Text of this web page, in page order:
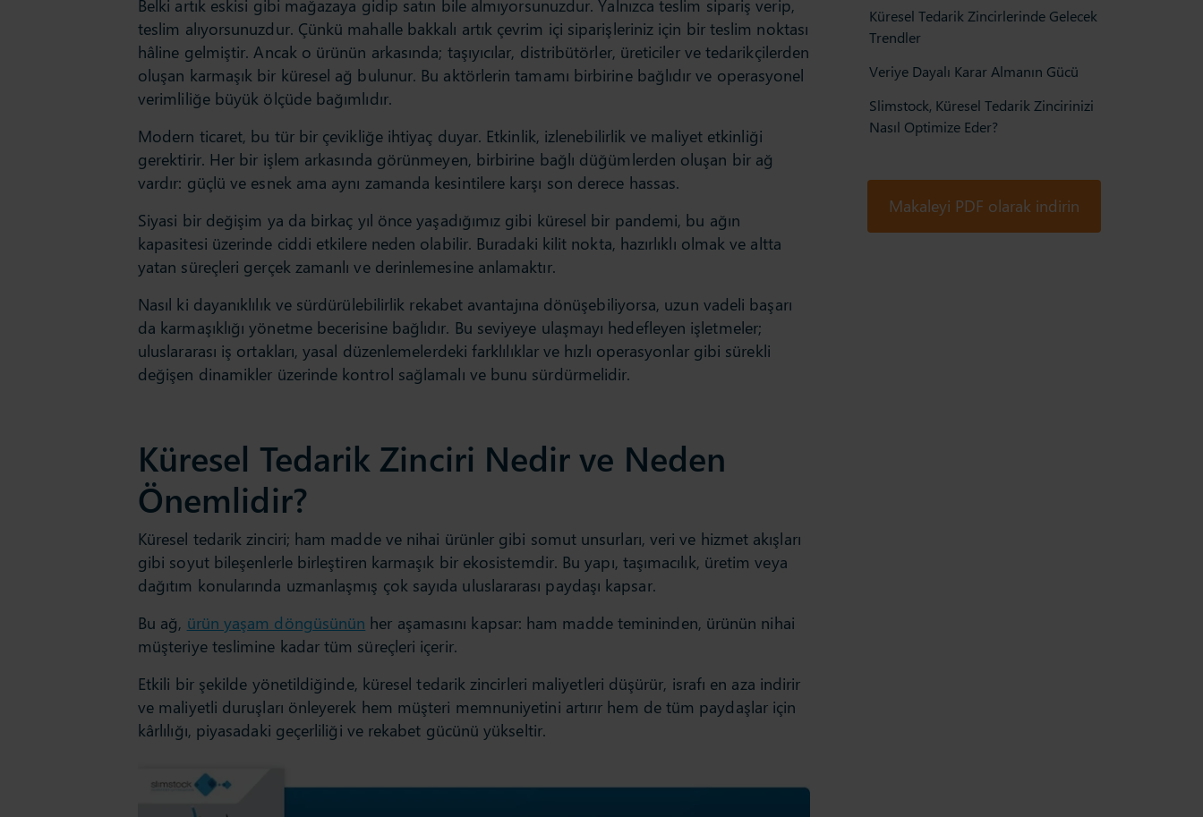
Küresel Tedarik Zincirlerinde Gelecek
Trendler
Veriye Dayalı Karar Almanın Gücü
Slimstock, Küresel Tedarik Zincirinizi
Nasıl Optimize Eder?
Makaleyi PDF olarak indirin
Belki artık eskisi gibi mağazaya gidip satın bile almıyorsunuzdur. Yalnızca teslim sipariş verip,
teslim alıyorsunuzdur. Çünkü mahalle bakkalı artık çevrim içi siparişleriniz için bir teslim noktası
hâline gelmiştir. Ancak o ürünün arkasında; taşıyıcılar, distribütörler, üreticiler ve tedarikçilerden
oluşan karmaşık bir küresel ağ bulunur. Bu aktörlerin tamamı birbirine bağlıdır ve operasyonel
verimliliğe büyük ölçüde bağımlıdır.
Modern ticaret, bu tür bir çevikliğe ihtiyaç duyar. Etkinlik, izlenebilirlik ve maliyet etkinliği
gerektirir. Her bir işlem arkasında görünmeyen, birbirine bağlı düğümlerden oluşan bir ağ
vardır: güçlü ve esnek ama aynı zamanda kesintilere karşı son derece hassas.
Siyasi bir değişim ya da birkaç yıl önce yaşadığımız gibi küresel bir pandemi, bu ağın
kapasitesi üzerinde ciddi etkilere neden olabilir. Buradaki kilit nokta, hazırlıklı olmak ve altta
yatan süreçleri gerçek zamanlı ve derinlemesine anlamaktır.
Nasıl ki dayanıklılık ve sürdürülebilirlik rekabet avantajına dönüşebiliyorsa, uzun vadeli başarı
da karmaşıklığı yönetme becerisine bağlıdır. Bu seviyeye ulaşmayı hedefleyen işletmeler;
uluslararası iş ortakları, yasal düzenlemelerdeki farklılıklar ve hızlı operasyonlar gibi sürekli
değişen dinamikler üzerinde kontrol sağlamalı ve bunu sürdürmelidir.
Küresel Tedarik Zinciri Nedir ve Neden
Önemlidir?
Küresel tedarik zinciri; ham madde ve nihai ürünler gibi somut unsurları, veri ve hizmet akışları
gibi soyut bileşenlerle birleştiren karmaşık bir ekosistemdir. Bu yapı, taşımacılık, üretim veya
dağıtım konularında uzmanlaşmış çok sayıda uluslararası paydaşı kapsar.
Bu ağ, ürün yaşam döngüsünün her aşamasını kapsar: ham madde temininden, ürünün nihai
müşteriye teslimine kadar tüm süreçleri içerir.
Etkili bir şekilde yönetildiğinde, küresel tedarik zincirleri maliyetleri düşürür, israfı en aza indirir
ve maliyetli duruşları önleyerek hem müşteri memnuniyetini artırır hem de tüm paydaşlar için
kârlılığı, piyasadaki geçerliliği ve rekabet gücünü yükseltir.